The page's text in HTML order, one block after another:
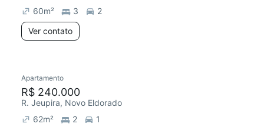
60m² 3
2
Ver contato
Apartamento
R$ 240.000
R. Jeupira, Novo Eldorado
62m² 2
1